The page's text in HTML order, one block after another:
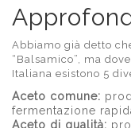
Abbiamo già detto
“Balsamico”, ma
Italiana esistono 5
Aceto comune:
fermentazione
Aceto di qualità: